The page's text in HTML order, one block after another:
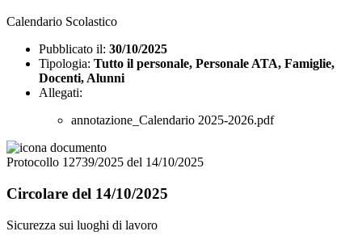
Calendario Scolastico
Pubblicato il: 30/10/2025
Tipologia: Tutto il personale, Personale ATA, Famiglie,
Docenti, Alunni
Allegati:
annotazione_Calendario 2025-2026.pdf
Protocollo 12739/2025 del 14/10/2025
Circolare del 14/10/2025
Sicurezza sui luoghi di lavoro